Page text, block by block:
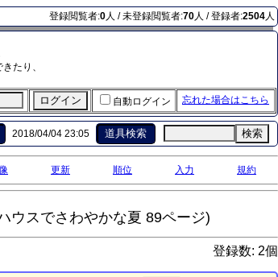
登録閲覧者:0人 / 未登録閲覧者:70人 / 登録者:2504人
たり、
自動ログイン 忘れた場合はこちら
2018/04/04 23:05 道具検索 検索
更新 順位 入力 規約
ウスでさわやかな夏 89ページ)
登録数: 2個